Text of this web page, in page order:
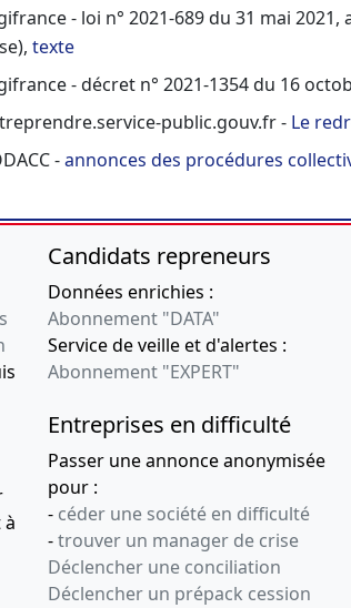
- loi n° 2021-689 du 31 mai
texte
- décret n° 2021-1354 du 16
public.gouv.fr - Le
-annonces des procédures
Candidats repreneurs
Données enrichies :
Abonnement "DATA"
Service de veille et d'alertes :
Abonnement "EXPERT"
Entreprises en difficulté
Passer une annonce anonymisée
pour :
- céder une société en difficulté
-trouver un manager de crise
Déclencher une conciliation
Déclencher un prépack cession